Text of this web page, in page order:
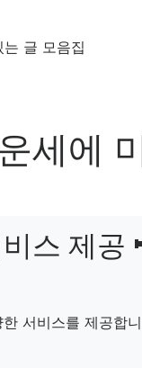
글 모음집
세에
스 제공
서비스를 제공합